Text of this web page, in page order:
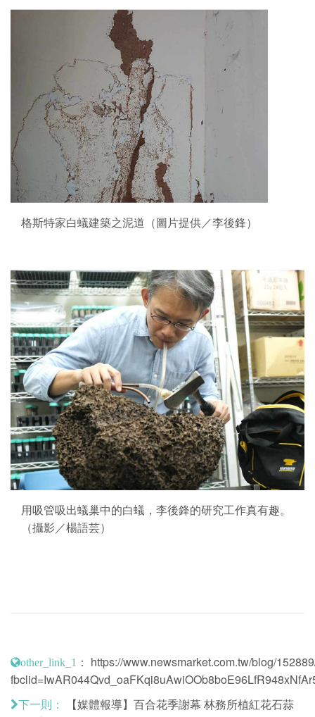
格斯特家白蟻建築之泥道（圖片提供／李後鋒）
用吸管吸出蟻巢中的白蟻，李後鋒的研究工作真有趣。
（攝影／楊語芸）
other_link_1 ： https://www.newsmarket.com.tw/blog/
下一則：
【媒體報導】百合花季謝幕 林務所植紅花石蒜